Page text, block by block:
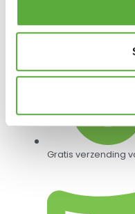
Gratis verzending